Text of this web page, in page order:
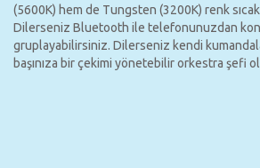
(5600K) hem de Tungsten (3200K) renk
Dilerseniz Bluetooth ile telefonunuzdan
gruplayabilirsiniz. Dilerseniz kendi
başınıza bir çekimi yönetebilir orkestra şefi